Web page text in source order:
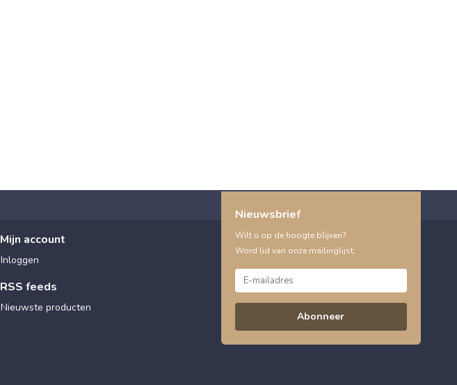
Mijn account
Inloggen
RSS feeds
Nieuwste producten
Nieuwsbrief
Wilt u op de hoogte blijven?
Word lid van onze mailinglijst:
Abonneer